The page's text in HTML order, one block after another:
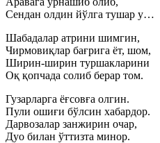
Сендан олдин йўлга тушар у…
Шабадалар атрини шимгин,
Чирмовиқлар бағрига ёт, шом,
Ширин-ширин туршакларини
Оқ қопчада солиб берар том.
Гузарларга ёғсовға олгин.
Пули ошиғи бўлсин хабардор.
Дарвозалар занжирин очар,
Дуо билан ўттизта минор.